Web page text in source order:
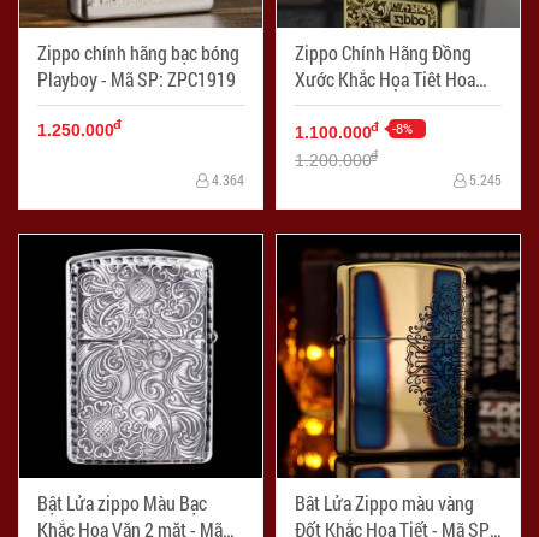
Zippo chính hãng bạc bóng
Playboy - Mã SP: ZPC1919
1.250.000đ
4.364
Zippo Chính Hãng Đồng
Xước Khắc Họa Tiêt Hoa
Văn Ý - Mã SP: ZPC1912
1.100.000đ -8%
1.200.000đ
5.245
Bật Lửa zippo Màu Bạc
Khắc Hoa Văn 2 mặt - Mã
Bât Lửa Zippo màu vàng
Đốt Khắc Hoa Tiết - Mã SP: